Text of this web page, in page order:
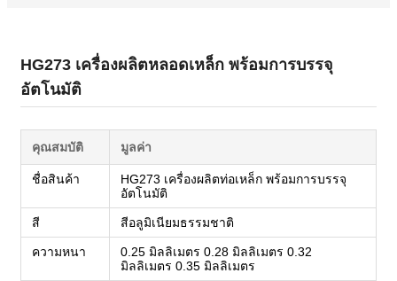
HG273 เครื่องผลิตหลอดเหล็ก พร้อมการบรรจุ
อัตโนมัติ
คุณสมบัติ มูลค่า
ชื่อสินค้า
HG273 เครื่องผลิตท่อเหล็ก พร้อมการบรรจุ
อัตโนมัติ
สี สีอลูมิเนียมธรรมชาติ
ความหนา
0.25 มิลลิเมตร 0.28 มิลลิเมตร 0.32
มิลลิเมตร 0.35 มิลลิเมตร